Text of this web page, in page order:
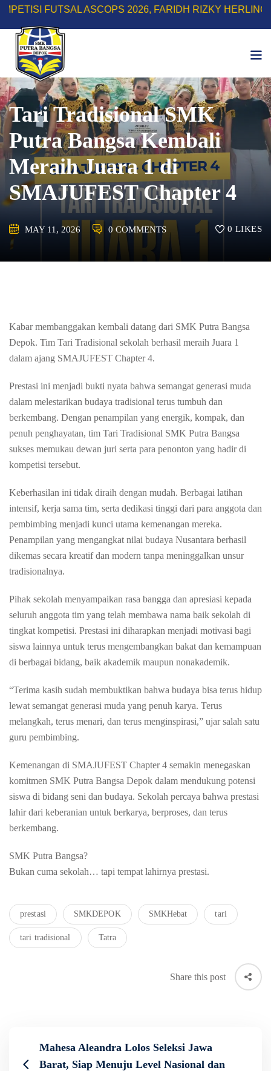
Skip
content
ASCOPS 2026, FARIDH RIZKY HERLINO SABET
Tari Tradisional SMK
Putra Bangsa Kembali
Meraih Juara 1 di
SMAJUFEST Chapter 4
MAY 11, 2026 0 COMMENTS 0 LIKES
Kabar membanggakan kembali datang dari SMK Putra Bangsa
Depok. Tim Tari Tradisional sekolah berhasil meraih Juara 1
dalam ajang SMAJUFEST Chapter 4.
Prestasi ini menjadi bukti nyata bahwa semangat generasi muda
dalam melestarikan budaya tradisional terus tumbuh dan
berkembang. Dengan penampilan yang energik, kompak, dan
penuh penghayatan, tim Tari Tradisional SMK Putra Bangsa
sukses memukau dewan juri serta para penonton yang hadir di
kompetisi tersebut.
Keberhasilan ini tidak diraih dengan mudah. Berbagai latihan
intensif, kerja sama tim, serta dedikasi tinggi dari para anggota dan
pembimbing menjadi kunci utama kemenangan mereka.
Penampilan yang mengangkat nilai budaya Nusantara berhasil
dikemas secara kreatif dan modern tanpa meninggalkan unsur
tradisionalnya.
Pihak sekolah menyampaikan rasa bangga dan apresiasi kepada
seluruh anggota tim yang telah membawa nama baik sekolah di
tingkat kompetisi. Prestasi ini diharapkan menjadi motivasi bagi
siswa lainnya untuk terus mengembangkan bakat dan kemampuan
di berbagai bidang, baik akademik maupun nonakademik.
“Terima kasih sudah membuktikan bahwa budaya bisa terus hidup
lewat semangat generasi muda yang penuh karya. Terus
melangkah, terus menari, dan terus menginspirasi,” ujar salah satu
guru pembimbing.
Kemenangan di SMAJUFEST Chapter 4 semakin menegaskan
komitmen SMK Putra Bangsa Depok dalam mendukung potensi
siswa di bidang seni dan budaya. Sekolah percaya bahwa prestasi
lahir dari keberanian untuk berkarya, berproses, dan terus
berkembang.
SMK Putra Bangsa?
Bukan cuma sekolah… tapi tempat lahirnya prestasi.
prestasi SMKDEPOK SMKHebat tari
tari tradisional Tatra
Share this post
Mahesa Aleandra Lolos Seleksi Jawa
Barat, Siap Menuju Level Nasional dan